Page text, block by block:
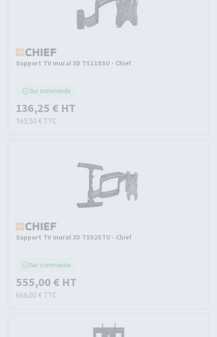
Support TV mural 3D TS118SU - Chief
Sur commande
136,25 € HT
163,50 € TTC
Support TV mural 3D TS525TU - Chief
Sur commande
555,00 € HT
666,00 € TTC